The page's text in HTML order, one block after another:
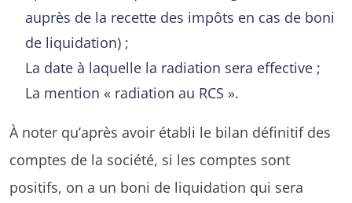
auprès de la recette des impôts en cas de boni
de liquidation) ;
La date à laquelle la radiation sera effective ;
La mention « radiation au RCS ».
À noter qu’après avoir établi le bilan définitif des
comptes de la société, si les comptes sont
positifs, on a un boni de liquidation qui sera